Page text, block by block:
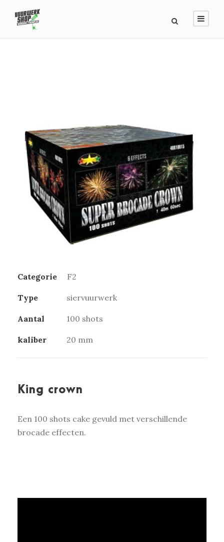
Categorie F2
Type siervuurwerk
Aantal 100 shots
kaliber 20 mm
King crown
Een 100 shots cake gevuld met verschillende
brocade effecten.